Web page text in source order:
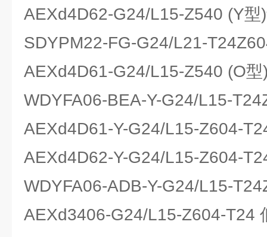
AEXd4D62-G24/L15-Z540 (Y型
SDYPM22-FG-G24/L21-
AEXd4D61-G24/L15-Z540 (O型
WDYFA06-BEA-Y-G24/L15-
AEXd4D61-Y-G24/L15-Z604-
AEXd4D62-Y-G24/L15-Z604-
WDYFA06-ADB-Y-G24/L15-
AEXd3406-G24/L15-Z604-T24